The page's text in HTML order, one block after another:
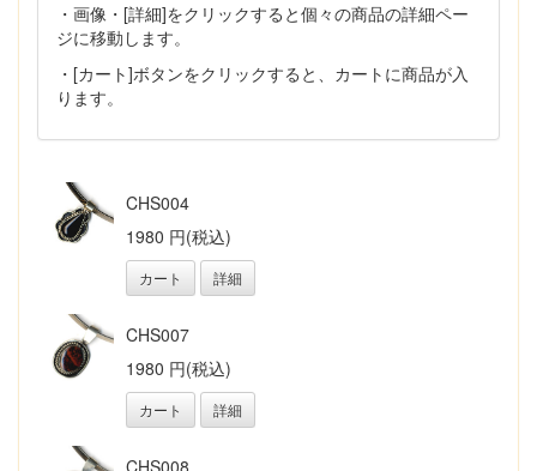
・画像・[詳細]をクリックすると個々の商品の詳細ペー
ジに移動します。
・[カート]ボタンをクリックすると、カートに商品が入
ります。
CHS004
1980 円(税込)
カート 詳細
CHS007
1980 円(税込)
カート 詳細
CHS008